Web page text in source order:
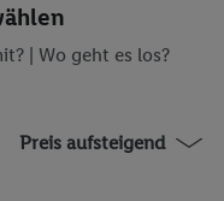
| Wo geht es los?
Preis aufsteigend